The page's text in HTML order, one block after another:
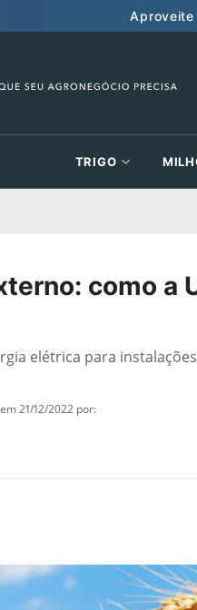
Aproveite
TRIGO
como a
elétrica para
21/12/2022 por: